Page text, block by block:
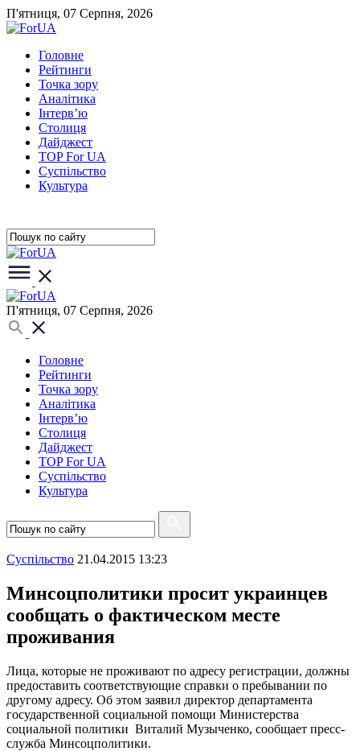
П'ятниця, 07 Серпня, 2026
Головне
Рейтинги
Точка зору
Аналітика
Інтерв’ю
Столиця
Дайджест
TOP For UA
Суспiльство
Культура
П'ятниця, 07 Серпня, 2026
Головне
Рейтинги
Точка зору
Аналітика
Інтерв’ю
Столиця
Дайджест
TOP For UA
Суспiльство
Культура
Суспiльство 21.04.2015 13:23
Минсоцполитики просит украинцев
сообщать о фактическом месте
проживания
Лица, которые не проживают по адресу регистрации, должны
предоставить соответствующие справки о пребывании по
другому адресу. Об этом заявил директор департамента
государственной социальной помощи Министерства
социальной политики Виталий Музыченко, сообщает пресс-
служба Минсоцполитики.